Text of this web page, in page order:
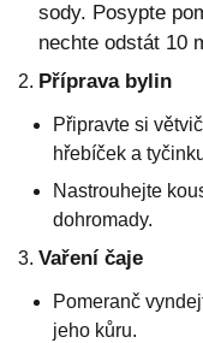
sody. Posypte
nechte odstát 10
Příprava bylin
Připravte si
hřebíček a
Nastrouhejte
dohromady.
Vaření čaje
Pomeranč
jeho kůru.